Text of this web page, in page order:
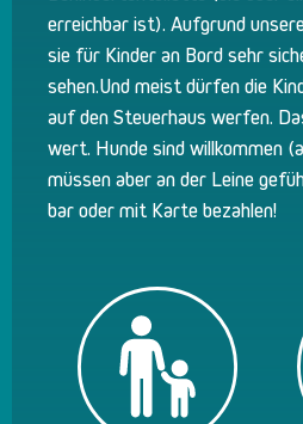
erreichbar ist). Aufgrund
sie für Kinder an Bord sehr
sehen.Und meist dürfen die
auf den Steuerhaus werfen.
wert. Hunde sind willkommen
müssen aber an der Leine
bar oder mit Karte bezahlen!